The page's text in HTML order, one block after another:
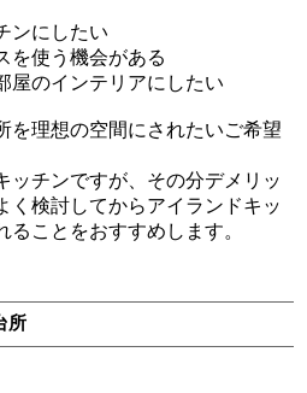
ンにしたい
を使う機会がある
屋のインテリアにしたい
を理想の空間にされたいご希望
ッチンですが、その分デメリッ
く検討してからアイランドキッ
ことをおすすめします。
所